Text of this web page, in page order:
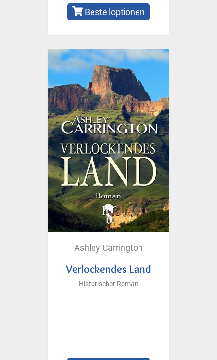
Bestelloptionen
Ashley Carrington
Verlockendes Land
Historischer Roman